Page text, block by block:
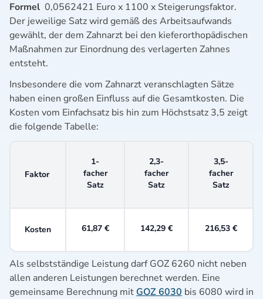
Formel 0,0562421 Euro x 1100 x Steigerungsfaktor.
Der jeweilige Satz wird gemäß des Arbeitsaufwands
gewählt, der dem Zahnarzt bei den kieferorthopädischen
Maßnahmen zur Einordnung des verlagerten Zahnes
entsteht.
Insbesondere die vom Zahnarzt veranschlagten Sätze
haben einen großen Einfluss auf die Gesamtkosten. Die
Kosten vom Einfachsatz bis hin zum Höchstsatz 3,5 zeigt
die folgende Tabelle:
Faktor
1-
facher
Satz
2,3-
facher
Satz
3,5-
facher
Satz
Kosten 61,87 € 142,29 € 216,53 €
Als selbstständige Leistung darf GOZ 6260 nicht neben
allen anderen Leistungen berechnet werden. Eine
gemeinsame Berechnung mit GOZ 6030 bis 6080 wird in